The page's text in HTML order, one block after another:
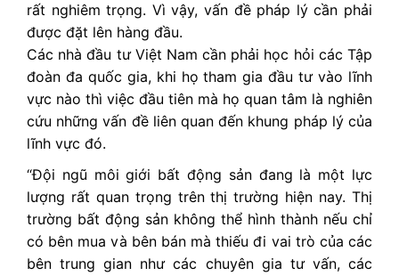
rất nghiêm trọng. Vì vậy, vấn đề pháp lý cần phải
được đặt lên hàng đầu.
Các nhà đầu tư Việt Nam cần phải học hỏi các Tập
đoàn đa quốc gia, khi họ tham gia đầu tư vào lĩnh
vực nào thì việc đầu tiên mà họ quan tâm là nghiên
cứu những vấn đề liên quan đến khung pháp lý của
lĩnh vực đó.
“Đội ngũ môi giới bất động sản đang là một lực
lượng rất quan trọng trên thị trường hiện nay. Thị
trường bất động sản không thể hình thành nếu chỉ
có bên mua và bên bán mà thiếu đi vai trò của các
bên trung gian như các chuyên gia tư vấn, các